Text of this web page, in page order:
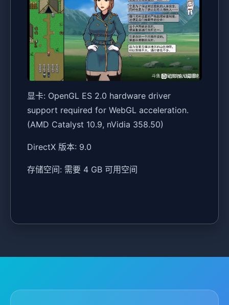
显卡: OpenGL ES 2.0 hardware driver
support required for WebGL acceleration.
(AMD Catalyst 10.9, nVidia 358.50)
DirectX 版本: 9.0
存储空间: 需要 4 GB 可用空间